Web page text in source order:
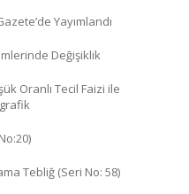
Yayımlandı
Değişiklik
Oranlı Tecil Faizi ile
Tebliğ (Seri No: 58)